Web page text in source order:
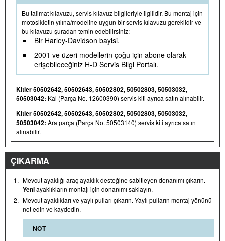
Bu talimat kılavuzu, servis kılavuz bilgileriyle ilgilidir. Bu montaj için
motosikletin yılına/modeline uygun bir servis kılavuzu gereklidir ve
bu kılavuzu şuradan temin edebilirsiniz:
Bir Harley-Davidson bayisi.
2001 ve üzeri modellerin çoğu için abone olarak
erişebileceğiniz H-D Servis Bilgi Portalı.
Kitler 50502642, 50502643, 50502802, 50502803, 50503032,
50503042: Kal (Parça No. 12600390) servis kiti ayrıca satın alınabilir.
Kitler 50502642, 50502643, 50502802, 50502803, 50503032,
50503042: Ara parça (Parça No. 50503140) servis kiti ayrıca satın
alınabilir.
ÇIKARMA
1. Mevcut ayaklığı araç ayaklık desteğine sabitleyen donanımı çıkarın.
Yeniayaklıkların montajı için donanımı saklayın.
2. Mevcut ayaklıkları ve yaylı pulları çıkarın. Yaylı pulların montaj yönünü
not edin ve kaydedin.
NOT